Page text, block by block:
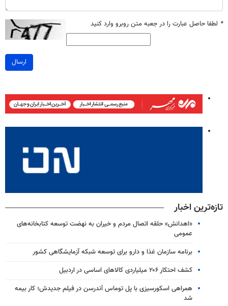
* لطفا حاصل عبارت را در جعبه متن روبرو وارد کنید
ارسال
تازه‌ترین اخبار
«اهدانش» حلقه اتصال مردم و خیران به نهضت توسعه کتابخانه‌های
عمومی
برنامه سازمان غذا و دارو برای توسعه شبکه آزمایشگاهی کشور
کشف احتکار ۲۰۶ میلیاردی کالاهای اساسی در اردبیل
همراهی اسکورسیزی با پل توماس ٱندرسن در فیلم جدیدش؛ کار بیمه
شد